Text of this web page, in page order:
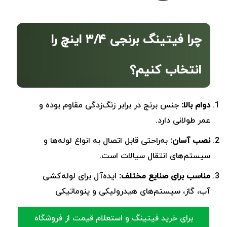
چرا فیتینگ برنجی ۳/۴ اینچ را
انتخاب کنیم؟
دوام بالا: جنس برنج در برابر زنگ‌زدگی مقاوم بوده و
عمر طولانی دارد.
نصب آسان: به‌راحتی قابل اتصال به انواع لوله‌ها و
سیستم‌های انتقال سیالات است.
مناسب برای صنایع مختلف: ایده‌آل برای لوله‌کشی
آب، گاز، سیستم‌های هیدرولیکی و پنوماتیکی
برای خرید فیتینگ و استعلام قیمت از فروشگاه